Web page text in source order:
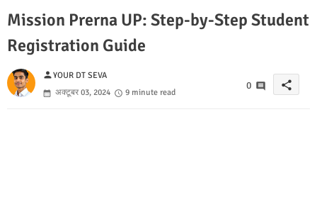
Mission Prerna UP: Step-by-Step Student
Registration Guide
personYOUR DT SEVA
अक्टूबर 03, 2024
9 minute read
0 share